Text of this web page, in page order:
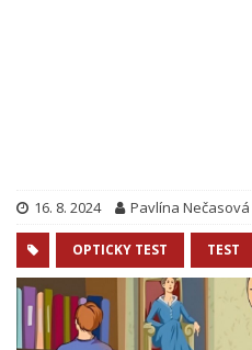
16. 8. 2024 Pavlína Nečasová
OPTICKY TEST TEST